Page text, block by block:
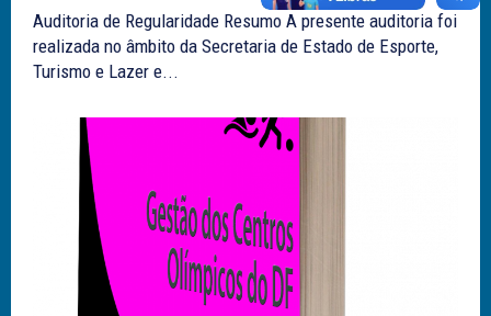
Auditoria de Regularidade Resumo A presente auditoria foi
realizada no âmbito da Secretaria de Estado de Esporte,
Turismo e Lazer e...